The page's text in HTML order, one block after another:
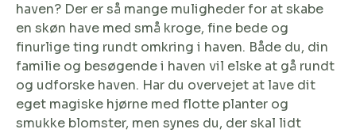
haven? Der er så mange muligheder for at skabe
en skøn have med små kroge, fine bede og
finurlige ting rundt omkring i haven. Både du, din
familie og besøgende i haven vil elske at gå rundt
og udforske haven. Har du overvejet at lave dit
eget magiske hjørne med flotte planter og
smukke blomster, men synes du, der skal lidt